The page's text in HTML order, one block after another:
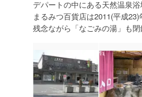
デパートの中にある天然温泉
まるみつ百貨店は2011(平成23)
残念ながら「なごみの湯」も閉